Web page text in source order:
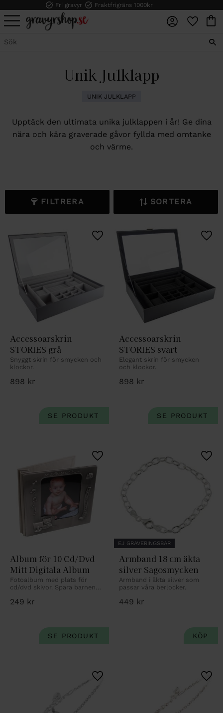
Meny
Fri gravyr Fraktfrigräns 1000kr
Unik Julklapp
UNIK JULKLAPP
Upptäck den ultimata unika julklappen i år! Ge dina
nära och kära graverade gåvor fyllda med omtanke
och värme.
FILTRERA SORTERA
Accessoarskrin
STORIES grå
Snyggt skrin för smycken och
klockor.
898 kr
Lägg till i favoriter
Accessoarskrin
STORIES svart
Elegant skrin för smycken
och klockor.
898 kr
Album för 10 Cd/Dvd
Mitt Digitala Album
Fotoalbum med plats för
cd/dvd skivor. Spara barnens
kostnadsfri personlig gravyr.
249 kr
Lägg till i favoriter
EJ GRAVERINGSBAR
Armband 18 cm äkta
silver Sagosmycken
Armband i äkta silver som
passar våra berlocker.
449 kr
Lägg till i favoriter